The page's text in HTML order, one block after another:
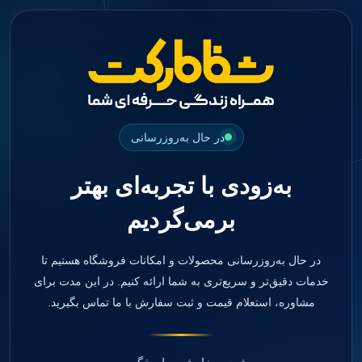
در حال به‌روزرسانی
به‌زودی با تجربه‌ای بهتر
برمی‌گردیم
در حال به‌روزرسانی محصولات و امکانات فروشگاه هستیم تا
خدمات دقیق‌تر و سریع‌تری به شما ارائه کنیم. در این مدت برای
مشاوره، استعلام قیمت و ثبت سفارش با ما تماس بگیرید.
جستجو
Impression Coping
صفحه اصلی
دندانپزشکی
مواد ترمیمی
کامپوزیت
کامپوزیت فلو
اسید اچ
باندینگ
بلیچینگ